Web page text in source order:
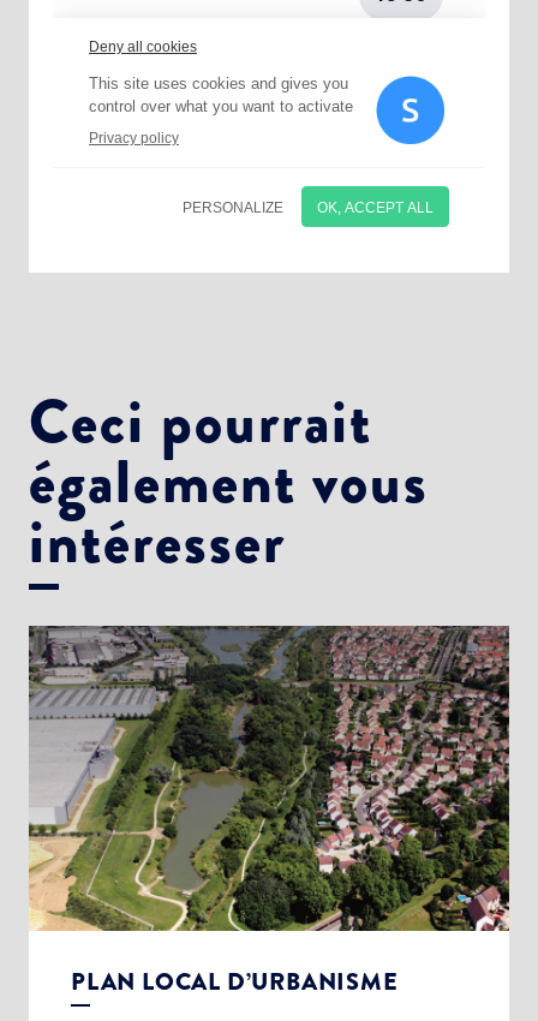
Ceci pourrait
également vous
intéresser
PLAN LOCAL D’URBANISME
Choisissez votre abonnement :
Alertes Mail
Newsletter Sport et Vie associative